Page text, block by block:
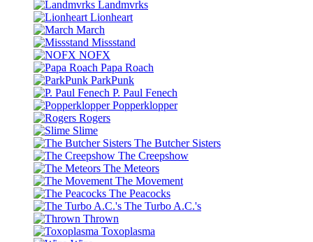
Landmvrks
Lionheart
March
Missstand
NOFX
Papa Roach
ParkPunk
P. Paul Fenech
Popperklopper
Rogers
Slime
The Butcher Sisters
The Creepshow
The Meteors
The Movement
The Peacocks
The Turbo A.C.'s
Thrown
Toxoplasma